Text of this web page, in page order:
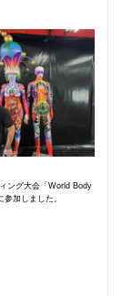
ング大会「World Body
加しました。